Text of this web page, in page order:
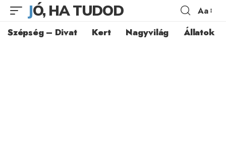
JÓ, HA TUDOD Aa
Szépség – Divat Kert Nagyvilág Állatok